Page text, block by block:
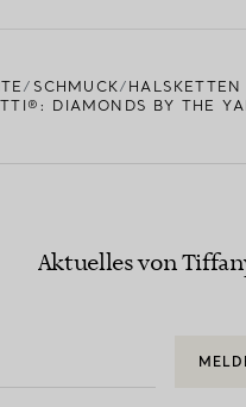
SCHMUCK
DIAMONDS BY THE
Aktuelles von